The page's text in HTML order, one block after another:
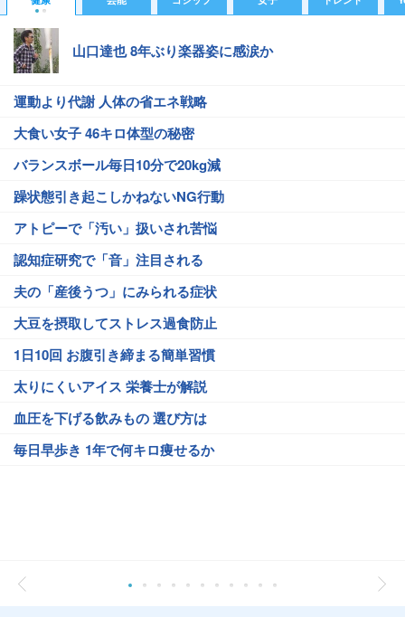
山口達也 8年ぶり楽器姿に感涙か
運動より代謝 人体の省エネ戦略
大食い女子 46キロ体型の秘密
バランスボール毎日10分で20kg減
躁状態引き起こしかねないNG行動
アトピーで「汚い」扱いされ苦悩
認知症研究で「音」注目される
夫の「産後うつ」にみられる症状
大豆を摂取してストレス過食防止
1日10回 お腹引き締まる簡単習慣
太りにくいアイス 栄養士が解説
血圧を下げる飲みもの 選び方は
毎日早歩き 1年で何キロ痩せるか